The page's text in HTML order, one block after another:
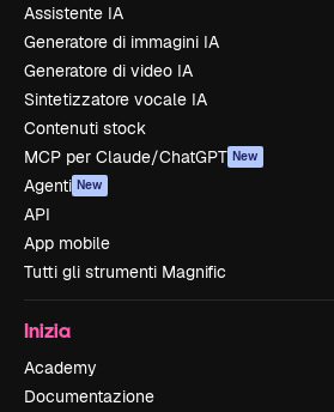
Assistente IA
Generatore di immagini IA
Generatore di video IA
Sintetizzatore vocale IA
Contenuti stock
MCP per Claude/ChatGPT New
Agenti New
API
App mobile
Tutti gli strumenti Magnific
Inizia
Academy
Documentazione